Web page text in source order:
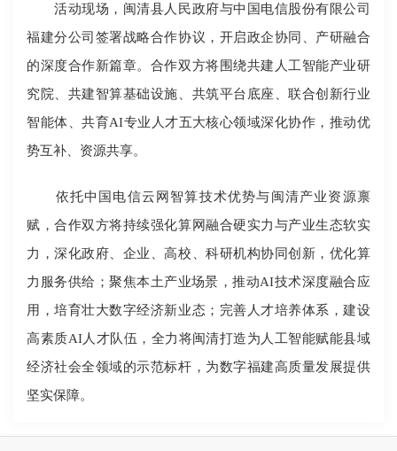
活动现场，闽清县人民政府与中国电信股份有限公司
福建分公司签署战略合作协议，开启政企协同、产研融合
的深度合作新篇章。合作双方将围绕共建人工智能产业研
究院、共建智算基础设施、共筑平台底座、联合创新行业
智能体、共育AI专业人才五大核心领域深化协作，推动优
势互补、资源共享。
依托中国电信云网智算技术优势与闽清产业资源禀
赋，合作双方将持续强化算网融合硬实力与产业生态软实
力，深化政府、企业、高校、科研机构协同创新，优化算
力服务供给；聚焦本土产业场景，推动AI技术深度融合应
用，培育壮大数字经济新业态；完善人才培养体系，建设
高素质AI人才队伍，全力将闽清打造为人工智能赋能县域
经济社会全领域的示范标杆，为数字福建高质量发展提供
坚实保障。